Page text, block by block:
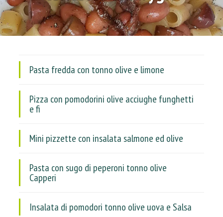
Pasta fredda con tonno olive e limone
Pizza con pomodorini olive acciughe funghetti
e fi
Mini pizzette con insalata salmone ed olive
Pasta con sugo di peperoni tonno olive
Capperi
Insalata di pomodori tonno olive uova e Salsa